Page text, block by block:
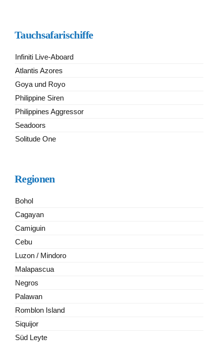
Tauchsafarischiffe
Infiniti Live-Aboard
Atlantis Azores
Goya und Royo
Philippine Siren
Philippines Aggressor
Seadoors
Solitude One
Regionen
Bohol
Cagayan
Camiguin
Cebu
Luzon / Mindoro
Malapascua
Negros
Palawan
Romblon Island
Siquijor
Süd Leyte